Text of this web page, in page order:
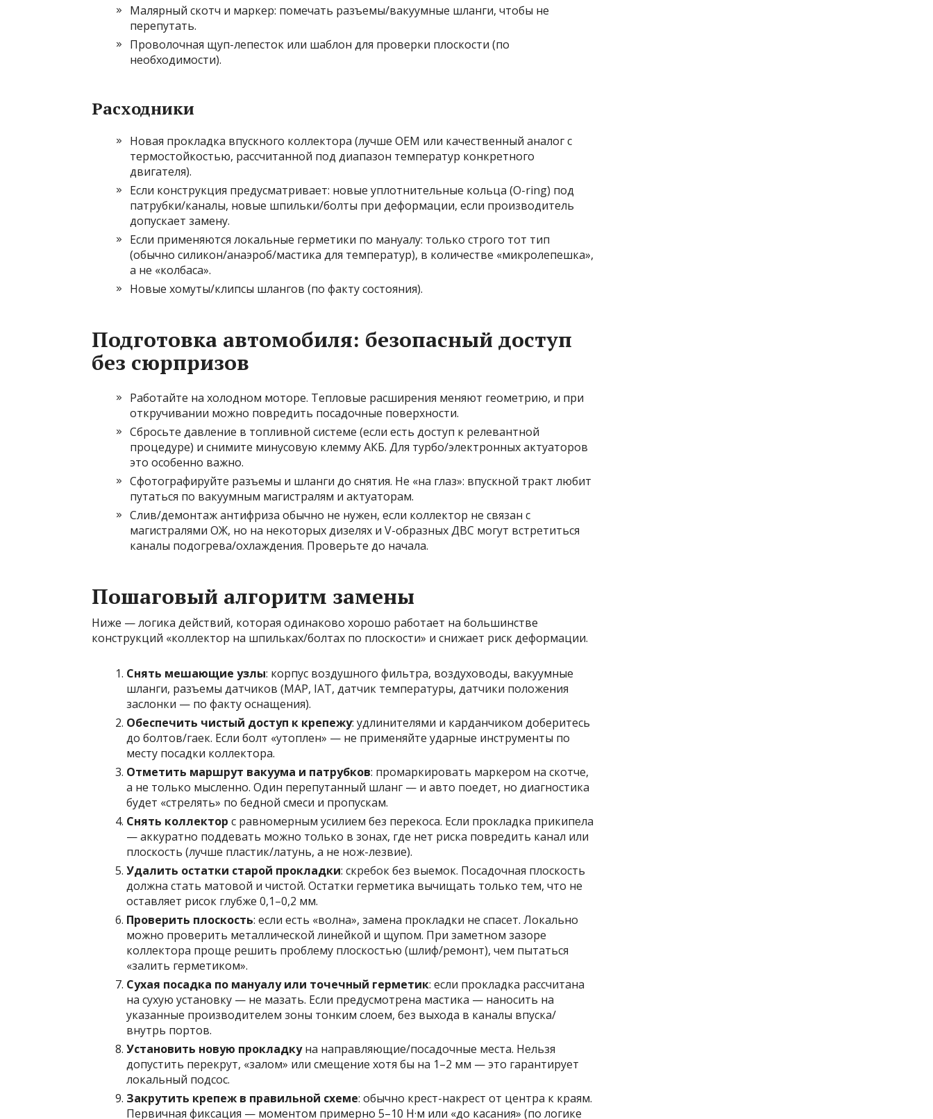
Малярный скотч и маркер: помечать разъемы/вакуумные шланги, чтобы не
перепутать.
Проволочная щуп-лепесток или шаблон для проверки плоскости (по
необходимости).
Расходники
Новая прокладка впускного коллектора (лучше OEM или качественный аналог с
термостойкостью, рассчитанной под диапазон температур конкретного
двигателя).
Если конструкция предусматривает: новые уплотнительные кольца (O-ring) под
патрубки/каналы, новые шпильки/болты при деформации, если производитель
допускает замену.
Если применяются локальные герметики по мануалу: только строго тот тип
(обычно силикон/анаэроб/мастика для температур), в количестве «микролепешка»,
а не «колбаса».
Новые хомуты/клипсы шлангов (по факту состояния).
Подготовка автомобиля: безопасный доступ
без сюрпризов
Работайте на холодном моторе. Тепловые расширения меняют геометрию, и при
откручивании можно повредить посадочные поверхности.
Сбросьте давление в топливной системе (если есть доступ к релевантной
процедуре) и снимите минусовую клемму АКБ. Для турбо/электронных актуаторов
это особенно важно.
Сфотографируйте разъемы и шланги до снятия. Не «на глаз»: впускной тракт любит
путаться по вакуумным магистралям и актуаторам.
Слив/демонтаж антифриза обычно не нужен, если коллектор не связан с
магистралями ОЖ, но на некоторых дизелях и V-образных ДВС могут встретиться
каналы подогрева/охлаждения. Проверьте до начала.
Пошаговый алгоритм замены
Ниже — логика действий, которая одинаково хорошо работает на большинстве
конструкций «коллектор на шпильках/болтах по плоскости» и снижает риск деформации.
Снять мешающие узлы: корпус воздушного фильтра, воздуховоды, вакуумные
шланги, разъемы датчиков (MAP, IAT, датчик температуры, датчики положения
заслонки — по факту оснащения).
Обеспечить чистый доступ к крепежу: удлинителями и карданчиком доберитесь
до болтов/гаек. Если болт «утоплен» — не применяйте ударные инструменты по
месту посадки коллектора.
Отметить маршрут вакуума и патрубков: промаркировать маркером на скотче,
а не только мысленно. Один перепутанный шланг — и авто поедет, но диагностика
будет «стрелять» по бедной смеси и пропускам.
Снять коллектор с равномерным усилием без перекоса. Если прокладка прикипела
— аккуратно поддевать можно только в зонах, где нет риска повредить канал или
плоскость (лучше пластик/латунь, а не нож-лезвие).
Удалить остатки старой прокладки: скребок без выемок. Посадочная плоскость
должна стать матовой и чистой. Остатки герметика вычищать только тем, что не
оставляет рисок глубже 0,1–0,2 мм.
Проверить плоскость: если есть «волна», замена прокладки не спасет. Локально
можно проверить металлической линейкой и щупом. При заметном зазоре
коллектора проще решить проблему плоскостью (шлиф/ремонт), чем пытаться
«залить герметиком».
Сухая посадка по мануалу или точечный герметик: если прокладка рассчитана
на сухую установку — не мазать. Если предусмотрена мастика — наносить на
указанные производителем зоны тонким слоем, без выхода в каналы впуска/
внутрь портов.
Установить новую прокладкуна направляющие/посадочные места. Нельзя
допустить перекрут, «залом» или смещение хотя бы на 1–2 мм — это гарантирует
локальный подсос.
Закрутить крепеж в правильной схеме: обычно крест-накрест от центра к краям.
Первичная фиксация — моментом примерно 5–10 Н·м или «до касания» (по логике